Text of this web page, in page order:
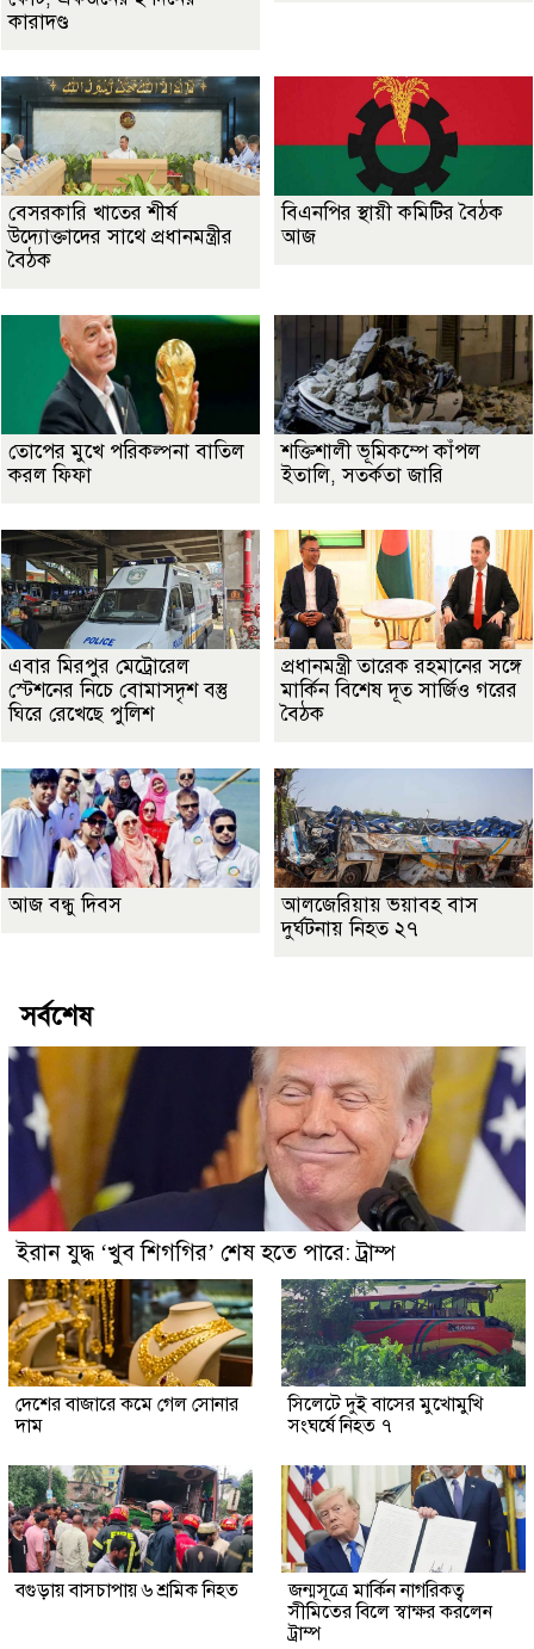
কারাদণ্ড
বেসরকারি খাতের শীর্ষ
উদ্যোক্তাদের সাথে প্রধানমন্ত্রীর
বৈঠক
বিএনপির স্থায়ী কমিটির বৈঠক
আজ
তোপের মুখে পরিকল্পনা বাতিল
করল ফিফা
শক্তিশালী ভূমিকম্পে কাঁপল
ইতালি, সতর্কতা জারি
এবার মিরপুর মেট্রোরেল
স্টেশনের নিচে বোমাসদৃশ বস্তু
ঘিরে রেখেছে পুলিশ
প্রধানমন্ত্রী তারেক রহমানের সঙ্গে
মার্কিন বিশেষ দূত সার্জিও গরের
বৈঠক
আজ বন্ধু দিবস
আলজেরিয়ায় ভয়াবহ বাস
দুর্ঘটনায় নিহত ২৭
সর্বশেষ
ইরান যুদ্ধ ‘খুব শিগগির’ শেষ হতে পারে: ট্রাম্প
দেশের বাজারে কমে গেল সোনার
দাম
সিলেটে দুই বাসের মুখোমুখি
সংঘর্ষে নিহত ৭
বগুড়ায় বাসচাপায় ৬ শ্রমিক নিহত
জন্মসূত্রে মার্কিন নাগরিকত্ব
সীমিতের বিলে স্বাক্ষর করলেন
ট্রাম্প